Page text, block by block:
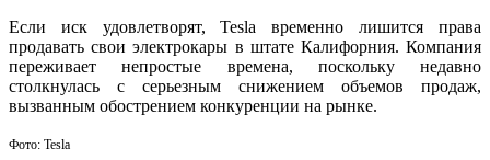
Если иск удовлетворят, Tesla временно лишится права
продавать свои электрокары в штате Калифорния. Компания
переживает непростые времена, поскольку недавно
столкнулась с серьезным снижением объемов продаж,
вызванным обострением конкуренции на рынке.
Фото: Tesla